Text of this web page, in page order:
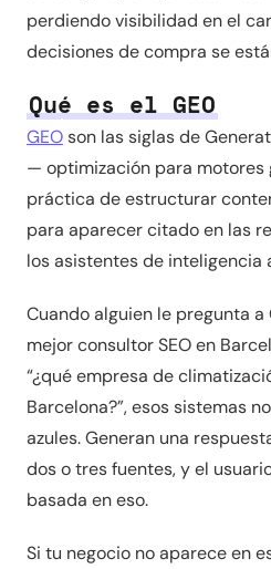
perdiendo visibilidad en el
decisiones de compra se
Qué es el GEO
GEOson las siglas de
— optimización para motores
práctica de estructurar
para aparecer citado en las
los asistentes de inteligencia
Cuando alguien le pregunta a
mejor consultor SEO en
“¿qué empresa de
Barcelona?”, esos sistemas
azules. Generan una
dos o tres fuentes, y el
basada en eso.
Si tu negocio no aparece en